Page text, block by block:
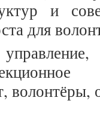
и
для
волонтёры,